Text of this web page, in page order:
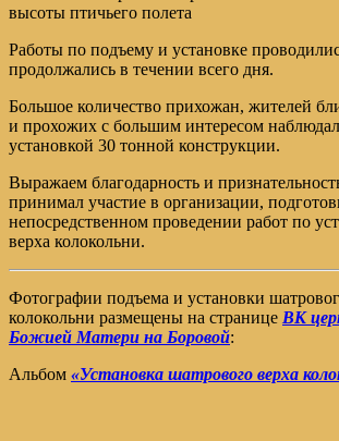
высоты птичьего полета
Работы по подъему и установке
продолжались в течении всего дня.
Большое количество прихожан, жителей
и прохожих с большим интересом
установкой 30 тонной конструкции.
Выражаем благодарность и
принимал участие в организации,
непосредственном проведении работ по
верха колокольни.
Фотографии подъема и установки
колокольни размещены на странице ВК
Божией Матери на Боровой:
Альбом «Установка шатрового верха